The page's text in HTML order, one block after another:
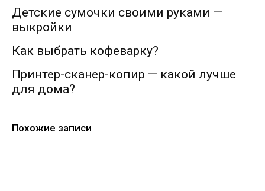
Детские сумочки своими руками —
выкройки
Как выбрать кофеварку?
Принтер-сканер-копир — какой лучше
для дома?
Похожие записи